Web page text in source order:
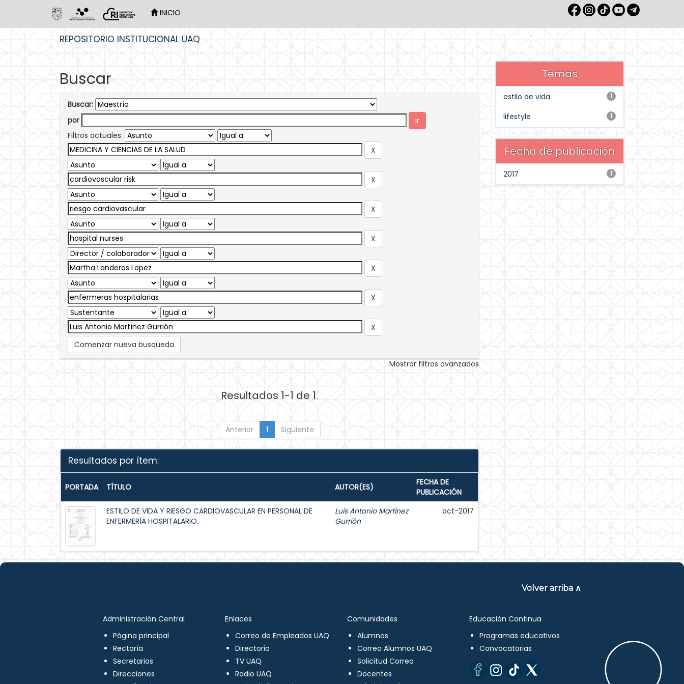
INICIO
REPOSITORIO INSTITUCIONAL UAQ
Buscar
Buscar:
por
Filtros actuales:
Comenzar nueva busqueda
Mostrar filtros avanzados
Resultados 1-1 de 1.
Anterior 1 Siguiente
Resultados por ítem:
PORTADA TÍTULO AUTOR(ES)
FECHA DE
PUBLICACIÓN
ESTILO DE VIDA Y RIESGO CARDIOVASCULAR EN PERSONAL DE
ENFERMERÍA HOSPITALARIO.
Luis Antonio Martínez
Gurrión
oct-2017
Temas
1
estilo de vida
1
lifestyle
Fecha de publicación
1
2017
Volver arriba ∧
Administración Central
Página principal
Rectoría
Secretarios
Direcciones
Enlaces
Correo de Empleados UAQ
Directorio
TV UAQ
Radio UAQ
Comunidades
Alumnos
Correo Alumnos UAQ
Solicitud Correo
Docentes
Educación Continua
Programas educativos
Convocatorias